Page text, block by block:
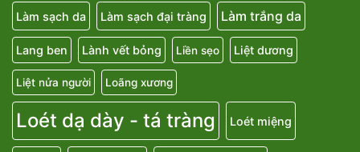
Làm sạch da Làm sạch đại tràng Làm trắng da
Lang ben Lành vết bỏng Liền sẹo Liệt dương
Liệt nửa người Loãng xương
Loét dạ dày - tá tràng Loét miệng